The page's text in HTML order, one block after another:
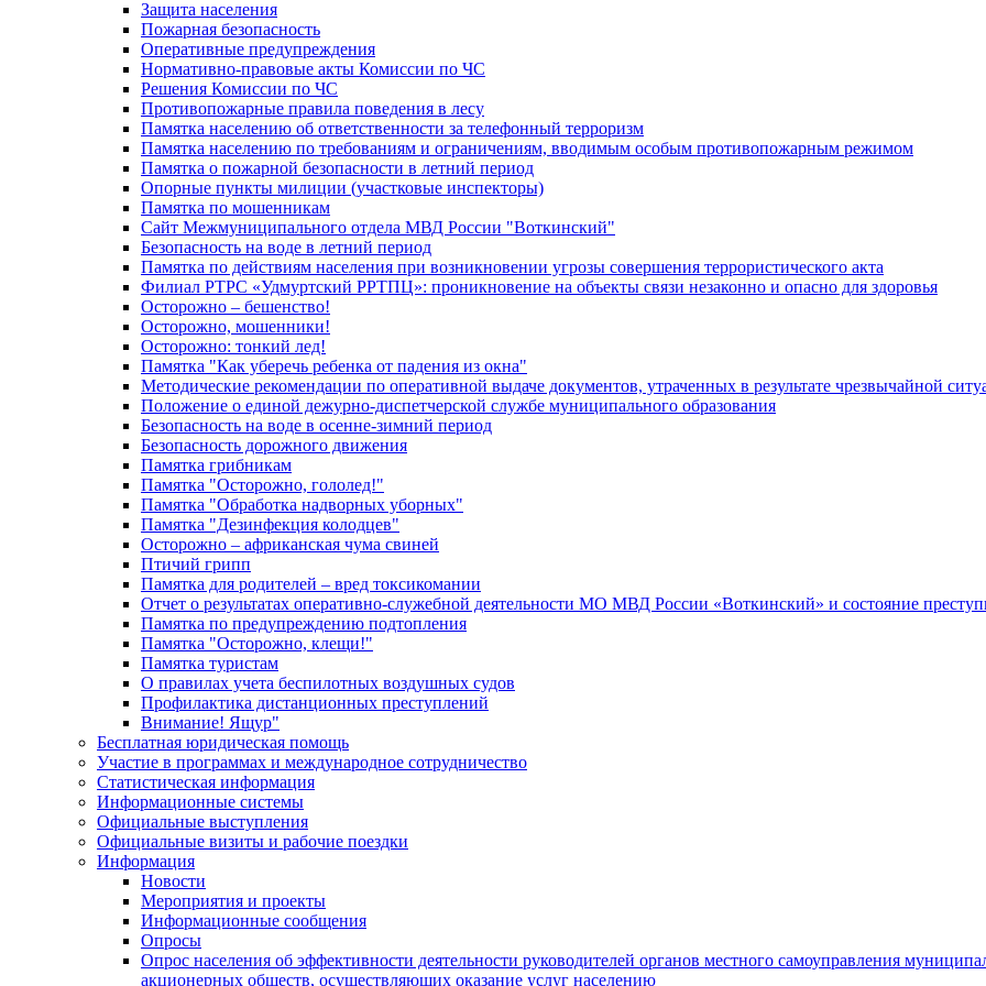
Защита населения
Пожарная безопасность
Оперативные предупреждения
Нормативно-правовые акты Комиссии по ЧС
Решения Комиссии по ЧС
Противопожарные правила поведения в лесу
Памятка населению об ответственности за телефонный терроризм
Памятка населению по требованиям и ограничениям, вводимым особым противопожарным режимом
Памятка о пожарной безопасности в летний период
Опорные пункты милиции (участковые инспекторы)
Памятка по мошенникам
Сайт Межмуниципального отдела МВД России "Воткинский"
Безопасность на воде в летний период
Памятка по действиям населения при возникновении угрозы совершения террористического акта
Филиал РТРС «Удмуртский РРТПЦ»: проникновение на объекты связи незаконно и опасно для здоровья
Осторожно – бешенство!
Осторожно, мошенники!
Осторожно: тонкий лед!
Памятка "Как уберечь ребенка от падения из окна"
Методические рекомендации по оперативной выдаче документов, утраченных в результате чрезвычайной
Положение о единой дежурно-диспетчерской службе муниципального образования
Безопасность на воде в осенне-зимний период
Безопасность дорожного движения
Памятка грибникам
Памятка "Осторожно, гололед!"
Памятка "Обработка надворных уборных"
Памятка "Дезинфекция колодцев"
Осторожно – африканская чума свиней
Птичий грипп
Памятка для родителей – вред токсикомании
Отчет о результатах оперативно-служебной деятельности МО МВД России «Воткинский» и состояние
Памятка по предупреждению подтопления
Памятка "Осторожно, клещи!"
Памятка туристам
О правилах учета беспилотных воздушных судов
Профилактика дистанционных преступлений
Внимание! Ящур"
Бесплатная юридическая помощь
Участие в программах и международное сотрудничество
Статистическая информация
Информационные системы
Официальные выступления
Официальные визиты и рабочие поездки
Информация
Новости
Мероприятия и проекты
Информационные сообщения
Опросы
Опрос населения об эффективности деятельности руководителей органов местного самоуправления
акционерных обществ, осуществляющих оказание услуг населению